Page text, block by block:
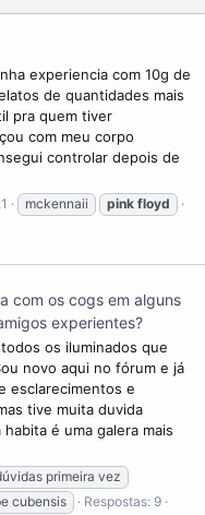
principal e líder
trás dos álbuns The
Were Here (1975),
Cut (1983). A banda
para filmes.
o grupo em 1979,
Mason continuaram a
mais tarde por
— A Momentary
Bell (1994) — e
no evento de
em 2006 e Wright
grupo, The Endless
das sessões de
britânicos e
e a música
das paradas
"See Emily Play"
2" (1979) foram seus
em ambos os
experiencia com 10g de
de quantidades mais
pra quem tiver
com meu corpo
controlar depois de
mckennaii pink floyd
com os cogs em alguns
experientes?
os iluminados que
novo aqui no fórum e já
esclarecimentos e
tive muita duvida
é uma galera mais
primeira vez
cubensis
Respostas: 9